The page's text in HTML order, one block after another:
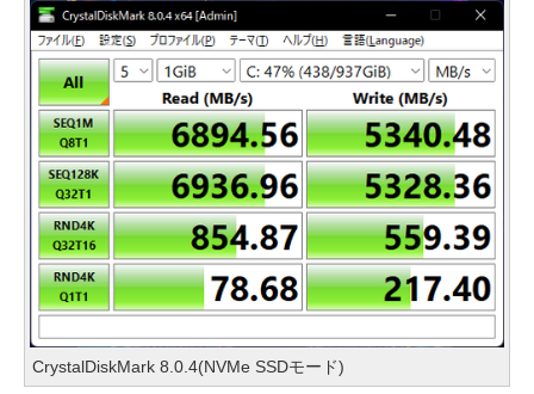
CrystalDiskMark 8.0.4(NVMe SSDモード)